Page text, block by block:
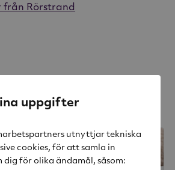
uppgifter
utnyttjar tekniska
cookies, för att samla in
för olika ändamål, såsom:
från Rörstrand
-46%